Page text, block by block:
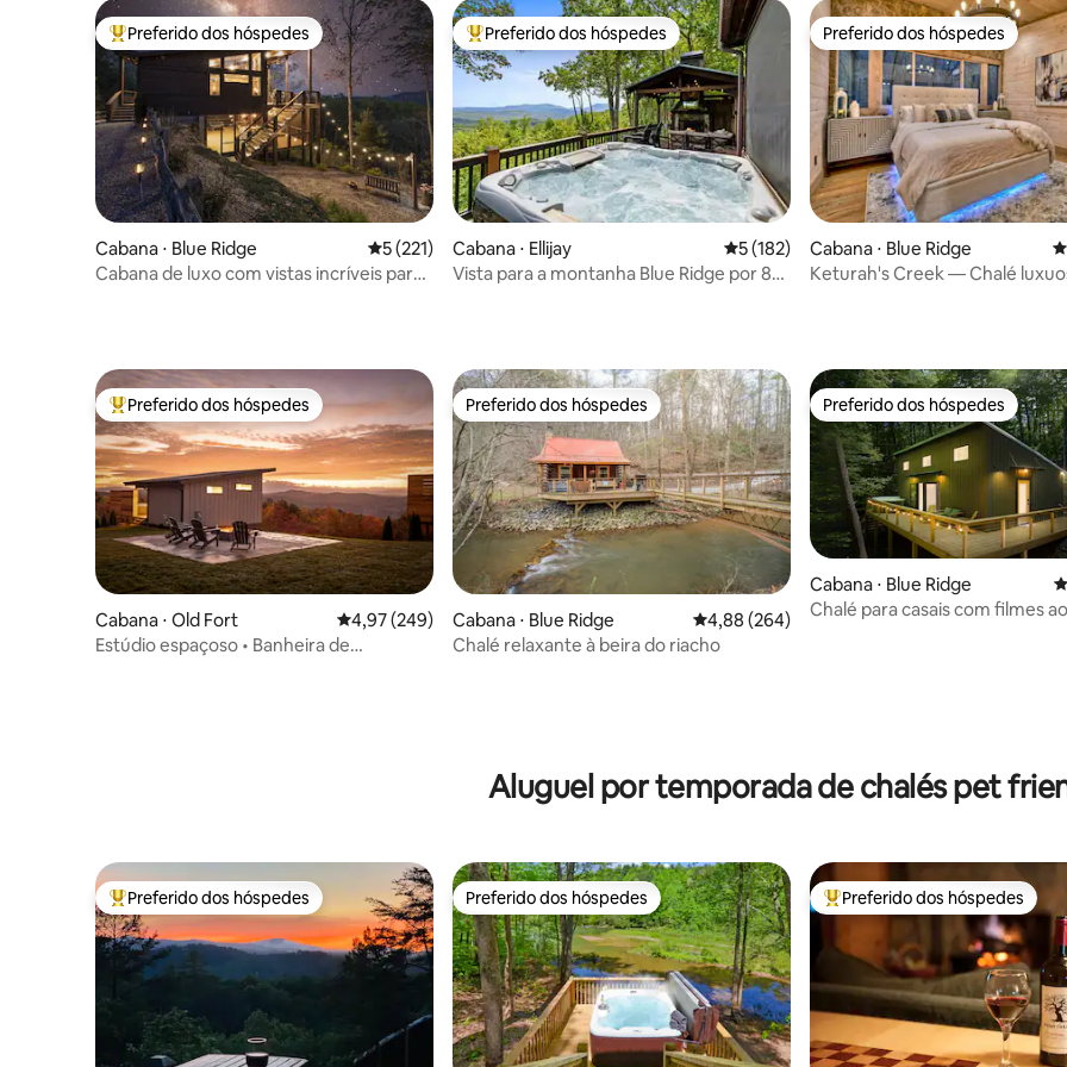
Entre os melhores preferidos dos hóspedes
Preferido dos hóspedes
Cabana ⋅ Blue Ridge 5 de uma avaliação média de 5, 221 avaliações
5 (221)
Cabana de luxo com vistas incríveis para
Entre os melhores preferidos dos hóspedes
Preferido dos hóspedes
Cabana ⋅ Ellijay 5 de uma avaliação média de 5, 182
5 (182)
Vista para a montanha Blue Ridge por 80
Preferido dos hóspedes
Preferido dos hóspedes
Cabana ⋅ Blue Ridge
Keturah's Creek — Chalé
Entre os melhores preferidos dos hóspedes
Preferido dos hóspedes
Cabana ⋅ Old Fort 4,97 de uma avaliação média de 5, 249 avaliações
4,97 (249)
Estúdio espaçoso • Banheira de
Preferido dos hóspedes
Preferido dos hóspedes
Cabana ⋅ Blue Ridge 4,88 de uma avaliação média de 5, 264
4,88 (264)
Chalé relaxante à beira do riacho
Preferido dos hóspedes
Preferido dos hóspedes
Cabana ⋅ Blue Ridge
Chalé para casais com filmes
Aluguel por temporada de chalés pet
Entre os melhores preferidos dos hóspedes
Preferido dos hóspedes Preferido dos hóspedes
Preferido dos hóspedes Entre os melhores preferidos
Preferido dos hóspedes